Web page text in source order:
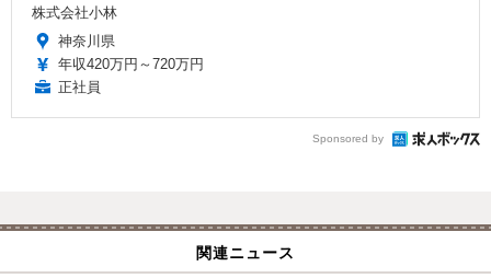
株式会社小林
神奈川県
年収420万円～720万円
正社員
Sponsored by
関連ニュース